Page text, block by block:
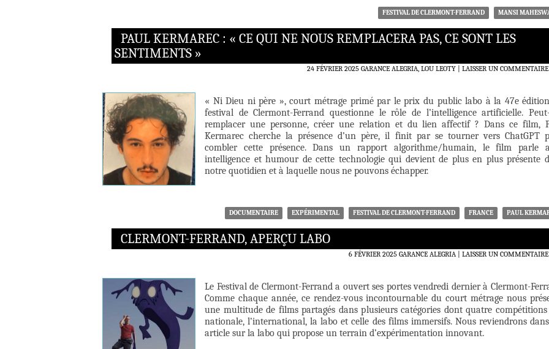
FESTIVAL DE CLERMONT-FERRAND MANSI
PAUL KERMAREC : « CE QUI NE NOUS REMPLACERA PAS, CE SONT LES
SENTIMENTS »
24 FÉVRIER 2025 GARANCE ALEGRIA, LOU LEOTY LAISSER UN COMMENTAIRE|
« Ni Dieu ni père », court métrage primé par le prix du public labo à la 47e
festival de Clermont-Ferrand questionne le rôle de l’intelligence artificielle.
remplacer une personne, créer une relation et du lien affectif ? Dans ce film,
Kermarec cherche la présence d’un père, il finit par se tourner vers ChatGPT
combler cette présence. Dans un rapport algorithme/humain, le film parle
intelligence et humour de cette technologie qui devient de plus en plus présente
notre quotidien et à laquelle nous ne pouvons échapper.
DOCUMENTAIRE EXPÉRIMENTAL FESTIVAL DE CLERMONT-FERRAND FRANCE PAUL
CLERMONT-FERRAND, APERÇU LABO
6 FÉVRIER 2025 GARANCE ALEGRIA LAISSER UN COMMENTAIRE|
Le Festival de Clermont-Ferrand a ouvert ses portes vendredi dernier à Clermont-
Comme chaque année, ce rendez-vous incontournable du court métrage nous
une multitude de films partagés dans plusieurs catégories dont quatre
nationale, l’international, la labo et celle des films immersifs. Nous reviendrons
article sur la labo qui propose un terrain d’expérimentation innovant.